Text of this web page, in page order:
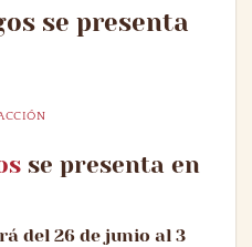
se presenta
se presenta en
del 26 de junio al 3